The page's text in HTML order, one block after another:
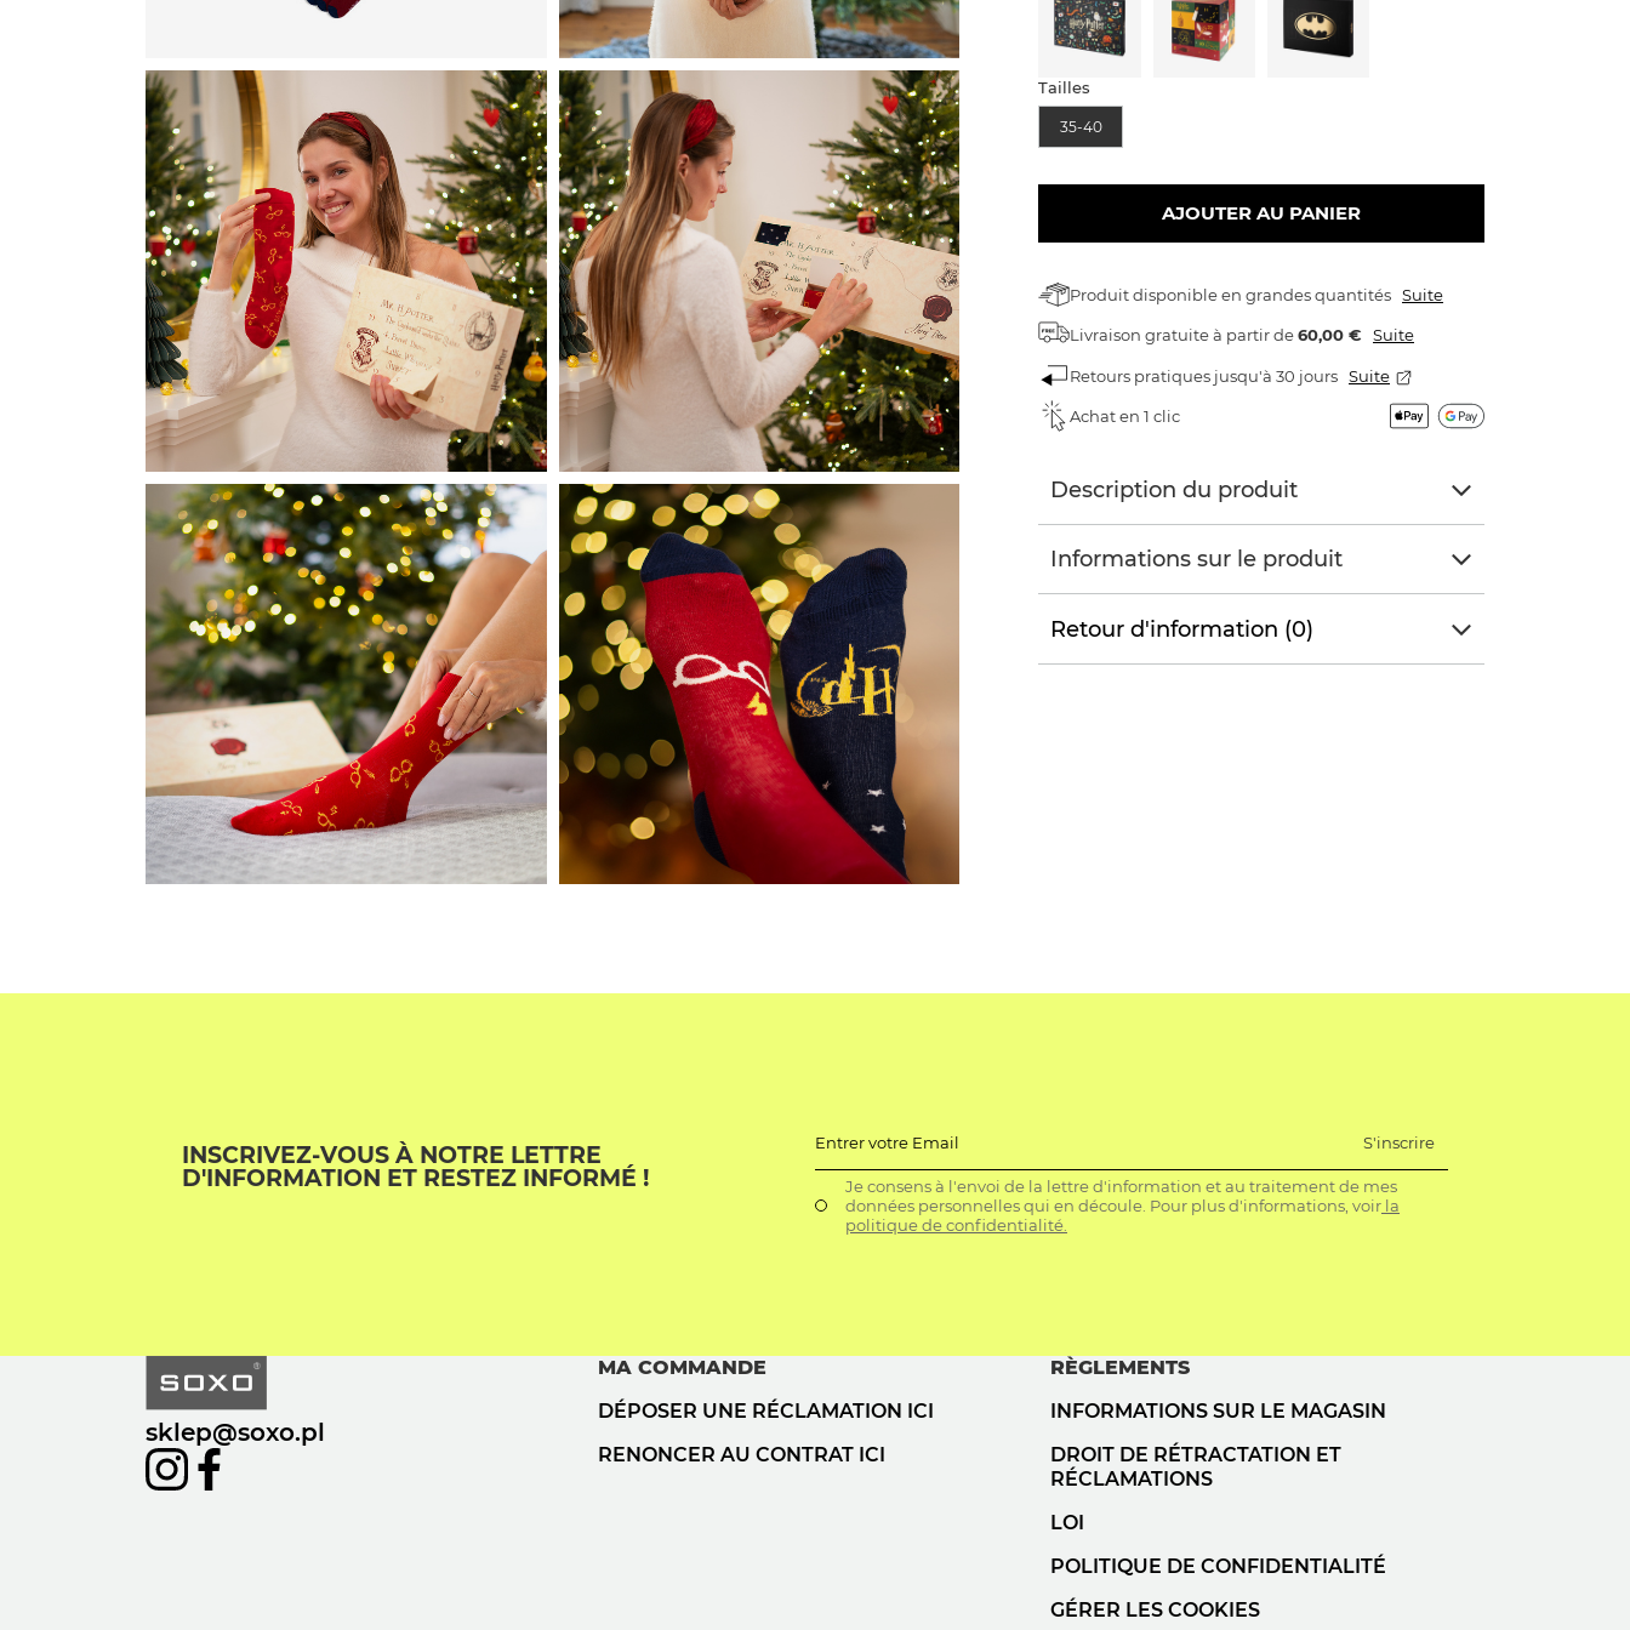
Tailles
35-40
AJOUTER AU PANIER
Produit disponible en grandes quantités Suite
Livraison gratuiteà partir de60,00 € Suite
Retours pratiques jusqu'à 30 jours Suite
Achat en 1 clic
Description du produit
Informations sur le produit
Retour d'information (0)
INSCRIVEZ-VOUS À NOTRE LETTRE
D'INFORMATION ET RESTEZ INFORMÉ !
Entrer votre Email S'inscrire
Je consens à l'envoi de la lettre d'information et au traitement de mes
données personnelles qui en découle. Pour plus d'informations, voir la
politique de confidentialité.
sklep@soxo.pl
MA COMMANDE
DÉPOSER UNE RÉCLAMATION ICI
RENONCER AU CONTRAT ICI
RÈGLEMENTS
INFORMATIONS SUR LE MAGASIN
DROIT DE RÉTRACTATION ET
RÉCLAMATIONS
LOI
POLITIQUE DE CONFIDENTIALITÉ
GÉRER LES COOKIES